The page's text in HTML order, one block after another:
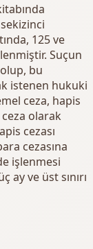
125 ve
Suçun
bu
istenen hukuki
ceza, hapis
olarak
cezası
cezasına
işlenmesi
ay ve üst sınırı